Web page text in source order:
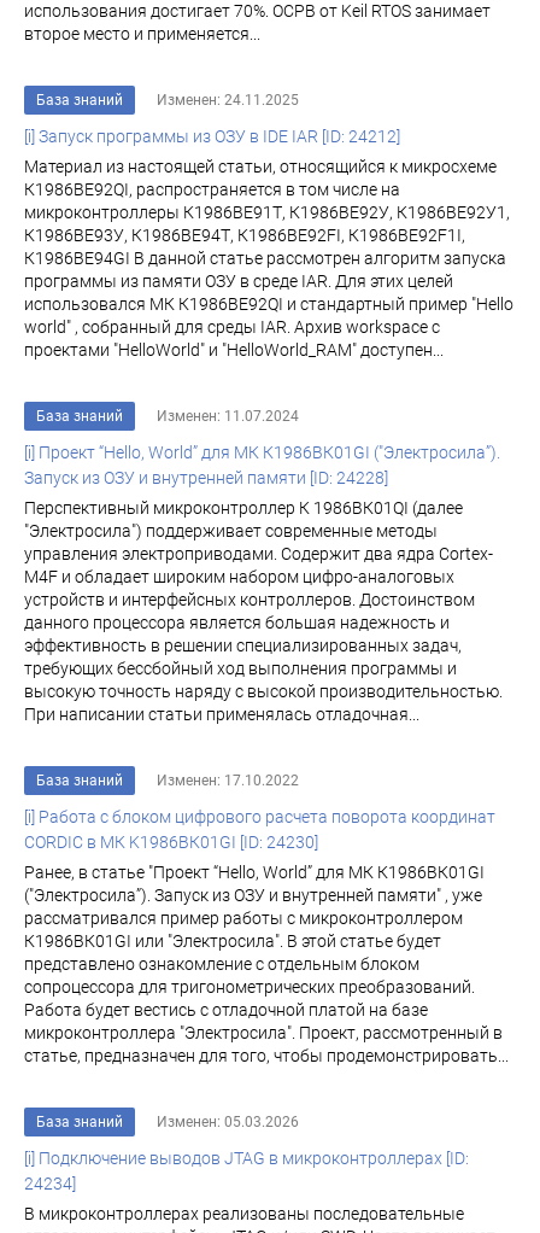
использования достигает 70%. ОСРВ от Keil RTOS занимает
второе место и применяется...
База знаний Изменен: 24.11.2025
[i] Запуск программы из ОЗУ в IDE IAR [ID: 24212]
Материал из настоящей статьи, относящийся к микросхеме
К1986ВЕ92QI, распространяется в том числе на
микроконтроллеры К1986ВЕ91Т, К1986ВЕ92У, К1986ВЕ92У1,
К1986ВЕ93У, К1986ВЕ94Т, К1986ВЕ92FI, К1986ВЕ92F1I,
К1986ВЕ94GI В данной статье рассмотрен алгоритм запуска
программы из памяти ОЗУ в среде IAR. Для этих целей
использовался МК К1986ВЕ92QI и стандартный пример "Hello
world" , собранный для среды IAR. Архив workspace с
проектами "HelloWorld" и "HelloWorld_RAM" доступен...
База знаний Изменен: 11.07.2024
[i] Проект “Hello, World” для МК К1986ВК01GI ("Электросила”).
Запуск из ОЗУ и внутренней памяти [ID: 24228]
Перспективный микроконтроллер К 1986ВК01QI (далее
"Электросила") поддерживает современные методы
управления электроприводами. Содержит два ядра Cortex-
M4F и обладает широким набором цифро-аналоговых
устройств и интерфейсных контроллеров. Достоинством
данного процессора является большая надежность и
эффективность в решении специализированных задач,
требующих бессбойный ход выполнения программы и
высокую точность наряду с высокой производительностью.
При написании статьи применялась отладочная...
База знаний Изменен: 17.10.2022
[i] Работа с блоком цифрового расчета поворота координат
CORDIC в МК K1986ВК01GI [ID: 24230]
Ранее, в статье "Проект “Hello, World” для МК К1986ВК01GI
("Электросила”). Запуск из ОЗУ и внутренней памяти" , уже
рассматривалcя пример работы с микроконтроллером
К1986ВК01GI или "Электросила". В этой статье будет
представлено ознакомление с отдельным блоком
сопроцессора для тригонометрических преобразований.
Работа будет вестись с отладочной платой на базе
микроконтроллера "Электросила". Проект, рассмотренный в
статье, предназначен для того, чтобы продемонстрировать...
База знаний Изменен: 05.03.2026
[i] Подключение выводов JTAG в микроконтроллерах [ID:
24234]
В микроконтроллерах реализованы последовательные